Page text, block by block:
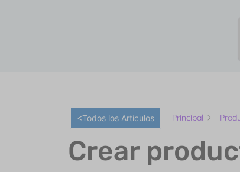
<Todos los Artículos Principal
Crear